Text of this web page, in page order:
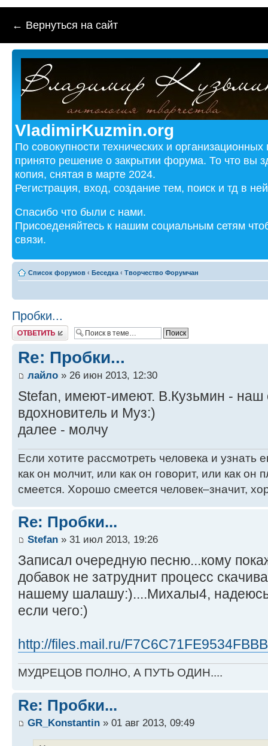
← Вернуться на сайт
VladimirKuzmin.org
По совокупности технических и
принято решение о закрытии форума. То что вы
копия, снятая в марте 2024.
Регистрация, вход, создание тем, поиск и тд в
Спасибо что были с нами.
Присоеденяйтесь к нашим социальным сетям
связи.
Список форумов ‹ Беседка ‹ Творчество Форумчан
Пробки...
Ответить
Re: Пробки...
лайло » 26 июн 2013, 12:30
Stefan, имеют-имеют. В.Кузьмин -
вдохновитель и Муз:)
далее - молчу
Если хотите рассмотреть человека и узнать
как он молчит, или как он говорит, или как он
смеется. Хорошо смеется человек–значит,
Re: Пробки...
Stefan » 31 июл 2013, 19:26
Записал очередную песню...кому
добавок не затруднит процесс
нашему шалашу:)....Михалы4, надеюсь
если чего:)
http://files.mail.ru/
МУДРЕЦОВ ПОЛНО, А ПУТЬ ОДИН....
Re: Пробки...
GR_Konstantin » 01 авг 2013, 09:49